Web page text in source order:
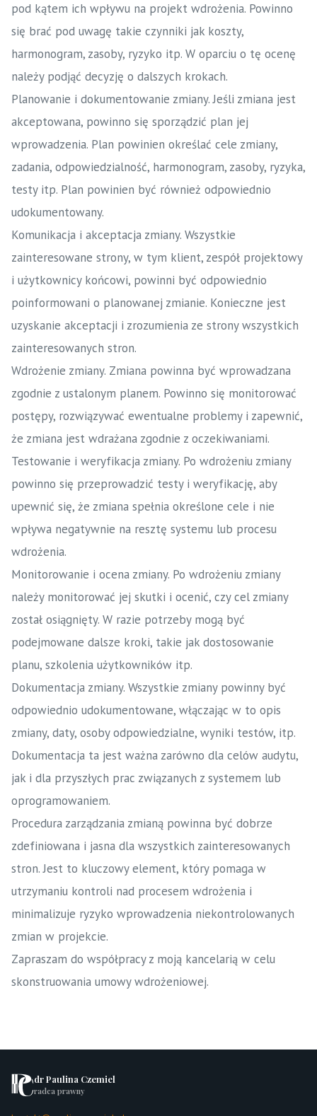
pod kątem ich wpływu na projekt wdrożenia. Powinno
się brać pod uwagę takie czynniki jak koszty,
harmonogram, zasoby, ryzyko itp. W oparciu o tę ocenę
należy podjąć decyzję o dalszych krokach.
Planowanie i dokumentowanie zmiany. Jeśli zmiana jest
akceptowana, powinno się sporządzić plan jej
wprowadzenia. Plan powinien określać cele zmiany,
zadania, odpowiedzialność, harmonogram, zasoby, ryzyka,
testy itp. Plan powinien być również odpowiednio
udokumentowany.
Komunikacja i akceptacja zmiany. Wszystkie
zainteresowane strony, w tym klient, zespół projektowy
i użytkownicy końcowi, powinni być odpowiednio
poinformowani o planowanej zmianie. Konieczne jest
uzyskanie akceptacji i zrozumienia ze strony wszystkich
zainteresowanych stron.
Wdrożenie zmiany. Zmiana powinna być wprowadzana
zgodnie z ustalonym planem. Powinno się monitorować
postępy, rozwiązywać ewentualne problemy i zapewnić,
że zmiana jest wdrażana zgodnie z oczekiwaniami.
Testowanie i weryfikacja zmiany. Po wdrożeniu zmiany
powinno się przeprowadzić testy i weryfikację, aby
upewnić się, że zmiana spełnia określone cele i nie
wpływa negatywnie na resztę systemu lub procesu
wdrożenia.
Monitorowanie i ocena zmiany. Po wdrożeniu zmiany
należy monitorować jej skutki i ocenić, czy cel zmiany
został osiągnięty. W razie potrzeby mogą być
podejmowane dalsze kroki, takie jak dostosowanie
planu, szkolenia użytkowników itp.
Dokumentacja zmiany. Wszystkie zmiany powinny być
odpowiednio udokumentowane, włączając w to opis
zmiany, daty, osoby odpowiedzialne, wyniki testów, itp.
Dokumentacja ta jest ważna zarówno dla celów audytu,
jak i dla przyszłych prac związanych z systemem lub
oprogramowaniem.
Procedura zarządzania zmianą powinna być dobrze
zdefiniowana i jasna dla wszystkich zainteresowanych
stron. Jest to kluczowy element, który pomaga w
utrzymaniu kontroli nad procesem wdrożenia i
minimalizuje ryzyko wprowadzenia niekontrolowanych
zmian w projekcie.
Zapraszam do współpracy z moją kancelarią w celu
skonstruowania umowy wdrożeniowej.
dr Paulina Czemiel
radca prawny